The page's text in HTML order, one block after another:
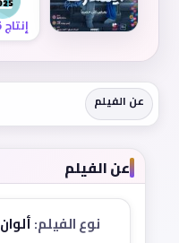
إنتاج 2025
عن الفيلم
عن الفيلم
نوع الفيلم:ألوان